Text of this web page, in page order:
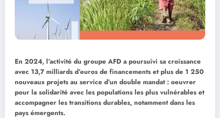
En 2024, l’activité du groupe AFD a poursuivi sa croissance
avec 13,7 milliards d’euros de financements et plus de 1 250
nouveaux projets au service d’un double mandat : oeuvrer
pour la solidarité avec les populations les plus vulnérables et
accompagner les transitions durables, notamment dans les
pays émergents.